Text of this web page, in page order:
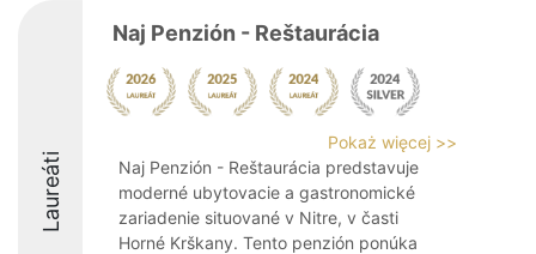
Laureáti
Naj Penzión - Reštaurácia
Pokaż więcej >>
Naj Penzión - Reštaurácia predstavuje
moderné ubytovacie a gastronomické
zariadenie situované v Nitre, v časti
Horné Krškany. Tento penzión ponúka